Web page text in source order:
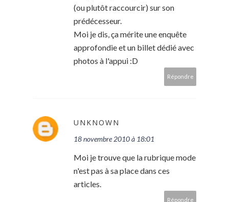
(ou plutôt raccourcir) sur son
prédécesseur.
Moi je dis, ça mérite une enquête
approfondie et un billet dédié avec
photos à l'appui :D
Répondre
UNKNOWN
18 novembre 2010 à 18:01
Moi je trouve que la rubrique mode
n'est pas à sa place dans ces
articles.
Répondre